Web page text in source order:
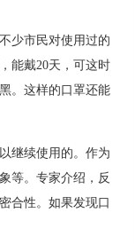
少市民对使用过的
能戴20天，可这时
。这样的口罩还能
继续使用的。作为
等。专家介绍，反
合性。如果发现口